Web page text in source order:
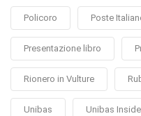
Policoro Poste
Presentazione libro
Rionero in Vulture
Unibas Unibas Inside